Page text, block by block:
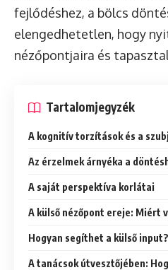
fejlődéshez, a bölcs
elengedhetetlen, hogy
nézőpontjaira és
Tartalomjegyzék
A kognitív torzítások és a
Az érzelmek árnyéka a
A saját perspektíva korlátai
A külső nézőpont ereje: Miért
Hogyan segíthet a külső
A tanácsok útvesztőjében: